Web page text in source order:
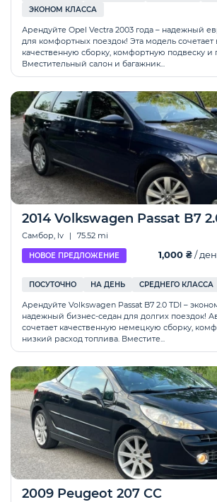
ЭКОНОМ КЛАССА
Арендуйте Opel Vectra 2003 года – надежный
для комфортных поездок! Эта модель сочетает
качественную сборку, комфортную подвеску и
Вместительный салон и багажник...
2014 Volkswagen Passat B7
Самбор, lv | 75.52 mi
НОВОЕ ПРЕДЛОЖЕНИЕ 1,000 ₴/
ПОСУТОЧНО НА ДЕНЬ СРЕДНЕГО КЛАССА
Арендуйте Volkswagen Passat B7 2.0 TDI –
надежный бизнес-седан для долгих поездок!
сочетает качественную немецкую сборку,
низкий расход топлива. Вместите...
2009 Peugeot 207 CC